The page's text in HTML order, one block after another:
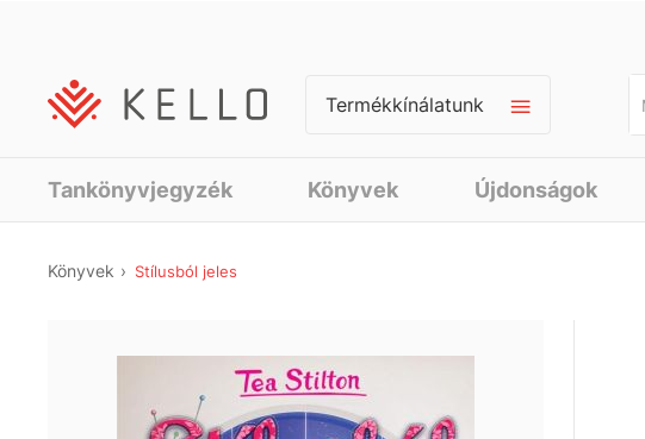
Termékkínálatunk
Tankönyvjegyzék Könyvek Újdonságok
Könyvek Stílusból jeles